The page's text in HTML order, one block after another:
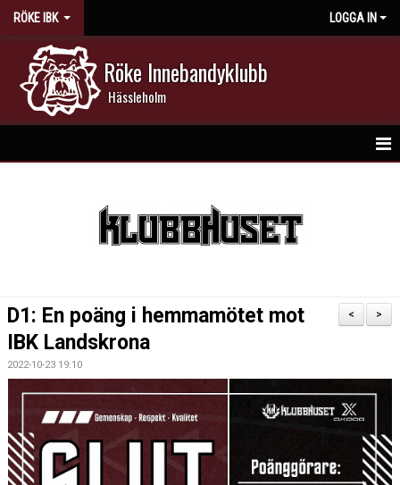
RÖKE IBK LOGGA IN
Röke Innebandyklubb
Hässleholm
MATCHER
MEDLEMSKAP
WEBBSHOP
KONTAKTER
>
<
D1: En poäng i hemmamötet mot
IBK Landskrona
2022-10-23 19:10